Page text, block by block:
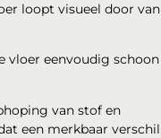
loopt visueel door van
vloer eenvoudig schoon
van stof en
een merkbaar verschil